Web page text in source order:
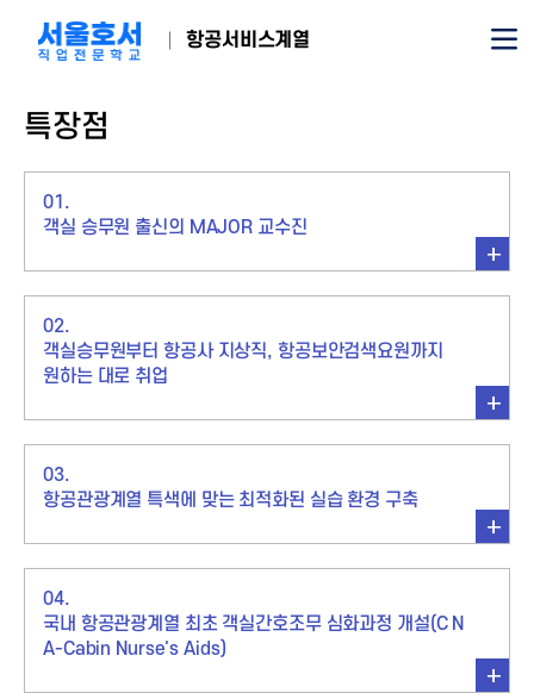
항공서비스계열
특장점
01.
객실 승무원 출신의 MAJOR 교수진
02.
객실승무원부터 항공사 지상직, 항공보안검색요원까지
원하는 대로 취업
03.
항공관광계열 특색에 맞는 최적화된 실습 환경 구축
04.
국내 항공관광계열 최초 객실간호조무 심화과정 개설(C N
A-Cabin Nurse's Aids)